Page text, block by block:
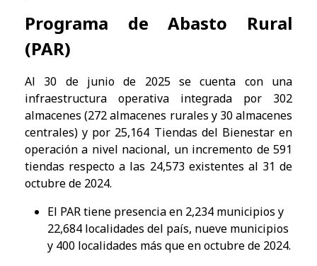
Programa de Abasto Rural
(PAR)
Al 30 de junio de 2025 se cuenta con una
infraestructura operativa integrada por 302
almacenes (272 almacenes rurales y 30 almacenes
centrales) y por 25,164 Tiendas del Bienestar en
operación a nivel nacional, un incremento de 591
tiendas respecto a las 24,573 existentes al 31 de
octubre de 2024.
El PAR tiene presencia en 2,234 municipios y
22,684 localidades del país, nueve municipios
y 400 localidades más que en octubre de 2024.